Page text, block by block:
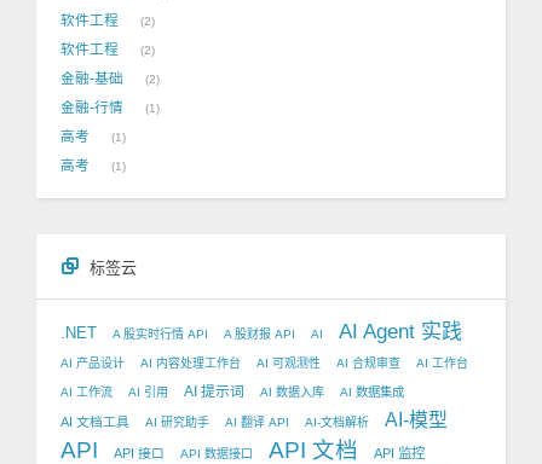
软件工程 2
软件工程 2
金融-基础 2
金融-行情 1
高考 1
高考 1
标签云
.NET A 股实时行情 API A 股财报 API AI AI Agent 实践
AI 产品设计 AI 内容处理工作台 AI 可观测性 AI 合规审查 AI 工作台
AI 工作流 AI 引用 AI 提示词 AI 数据入库 AI 数据集成
AI 文档工具 AI 研究助手 AI 翻译 API AI-文档解析 AI-模型
API API 接口 API 数据接口 API 文档 API 监控